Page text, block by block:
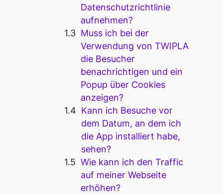
Datenschutzrichtlinie
aufnehmen?
Muss ich bei der
Verwendung von TWIPLA
die Besucher
benachrichtigen und ein
Popup über Cookies
anzeigen?
Kann ich Besuche vor
dem Datum, an dem ich
die App installiert habe,
sehen?
Wie kann ich den Traffic
auf meiner Webseite
erhöhen?